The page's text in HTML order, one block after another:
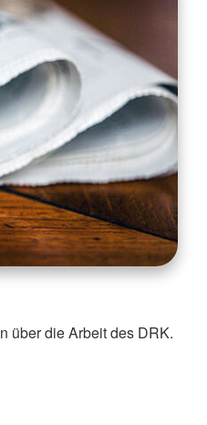
über die Arbeit des DRK.